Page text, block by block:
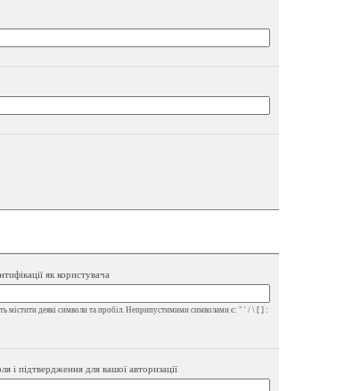
як користувача
містити деякі символи та пробіл. Неприпустимими символами є: " ' / \ [ ] :
і підтвердження для вашої авторизації